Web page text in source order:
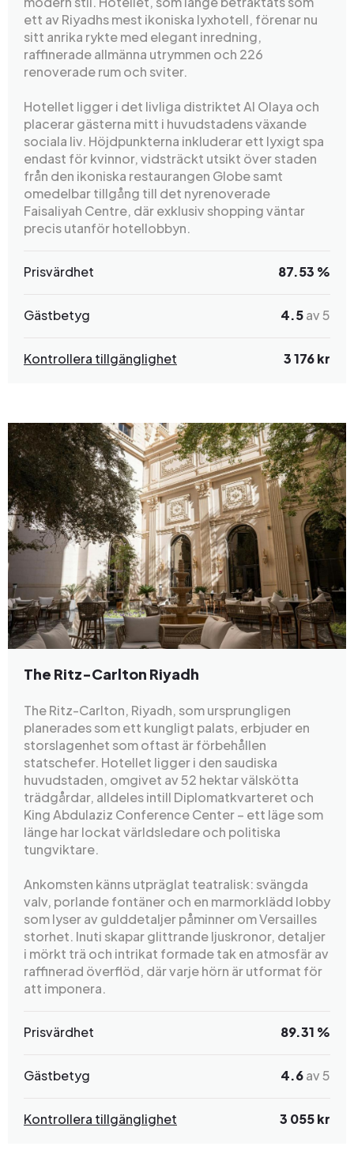
ett av Riyadhs mest ikoniska lyxhotell, förenar nu
sitt anrika rykte med elegant inredning,
raffinerade allmänna utrymmen och 226
renoverade rum och sviter.
Hotellet ligger i det livliga distriktet Al Olaya och
placerar gästerna mitt i huvudstadens växande
sociala liv. Höjdpunkterna inkluderar ett lyxigt spa
endast för kvinnor, vidsträckt utsikt över staden
från den ikoniska restaurangen Globe samt
omedelbar tillgång till det nyrenoverade
Faisaliyah Centre, där exklusiv shopping väntar
precis utanför hotellobbyn.
Prisvärdhet 87.53 %
Gästbetyg 4.5av 5
Kontrollera tillgänglighet 3 176 kr
The Ritz-Carlton Riyadh
The Ritz-Carlton, Riyadh, som ursprungligen
planerades som ett kungligt palats, erbjuder en
storslagenhet som oftast är förbehållen
statschefer. Hotellet ligger i den saudiska
huvudstaden, omgivet av 52 hektar välskötta
trädgårdar, alldeles intill Diplomatkvarteret och
King Abdulaziz Conference Center – ett läge som
länge har lockat världsledare och politiska
tungviktare.
Ankomsten känns utpräglat teatralisk: svängda
valv, porlande fontäner och en marmorklädd lobby
som lyser av gulddetaljer påminner om Versailles
storhet. Inuti skapar glittrande ljuskronor, detaljer
i mörkt trä och intrikat formade tak en atmosfär av
raffinerad överflöd, där varje hörn är utformat för
att imponera.
Prisvärdhet 89.31 %
Gästbetyg 4.6av 5
Kontrollera tillgänglighet 3 055 kr